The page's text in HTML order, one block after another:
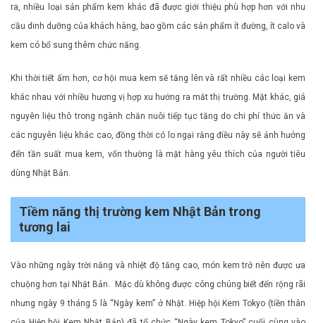
ra, nhiều loại sản phẩm kem khác đã được giới thiệu phù hợp hơn với nhu
cầu dinh dưỡng của khách hàng, bao gồm các sản phẩm ít đường, ít calo và
kem có bổ sung thêm chức năng.
Khi thời tiết ấm hơn, cơ hội mua kem sẽ tăng lên và rất nhiều các loại kem
khác nhau với nhiều hương vị hợp xu hướng ra mắt thị trường. Mặt khác, giá
nguyên liệu thô trong ngành chăn nuôi tiếp tục tăng do chi phí thức ăn và
các nguyên liệu khác cao, đồng thời có lo ngại rằng điều này sẽ ảnh hưởng
đến tần suất mua kem, vốn thường là mặt hàng yêu thích của người tiêu
dùng Nhật Bản.
Tiềm năng thị trường kem Nhật Bản trong
tương lai
Vào những ngày trời nắng và nhiệt độ tăng cao, món kem trở nên được ưa
chuộng hơn tại Nhật Bản. Mặc dù không được công chúng biết đến rộng rãi
nhưng ngày 9 tháng 5 là “Ngày kem” ở Nhật. Hiệp hội Kem Tokyo (tiền thân